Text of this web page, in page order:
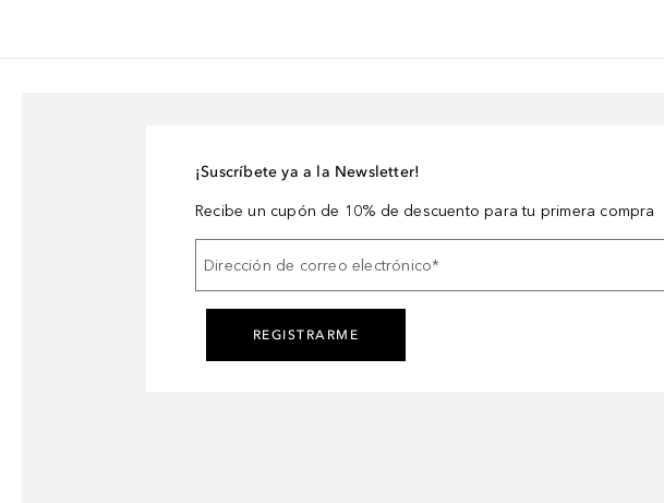
¡Suscríbete ya a la Newsletter!
Recibe un cupón de 10% de descuento para tu primera compra
Dirección de correo electrónico*
REGISTRARME